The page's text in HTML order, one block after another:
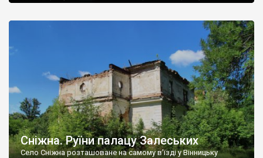
Наддністрянське відрізняється від більшості навколишніх
сіл. У селі є мурована Михайлівська церква. Точної дати […]
Сніжна. Руїни палацу Залеських
Село Сніжна розташоване на самому в’їзді у Вінницьку